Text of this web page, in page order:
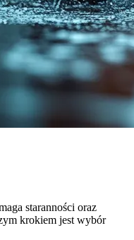
staranności oraz
krokiem jest wybór